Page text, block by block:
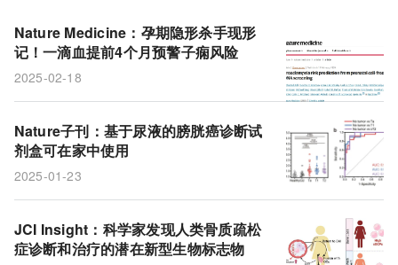
炎症性肠病
膀胱癌 尿液
克罗恩病
溃疡性结肠炎
Nature Medicine：孕期隐形杀手现形
记！一滴血提前4个月预警子痫风险
2025-02-18
Nature子刊：基于尿液的膀胱癌诊断试
剂盒可在家中使用
2025-01-23
JCI Insight：科学家发现人类骨质疏松
症诊断和治疗的潜在新型生物标志物